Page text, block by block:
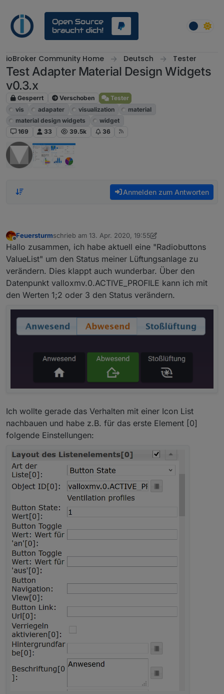
ioBroker Community Home Deutsch Tester
Test Adapter Material Design Widgets
v0.3.x
Gesperrt Verschoben
Tester
vis
adapater visualization
material
material design widgets
widget
169
33 39.5k 36
Anmelden zum Antworten
Offline
Feuersturmschrieb am 13. Apr. 2020, 19:55
zuletzt editiert von Scrounger
Hallo zusammen, ich habe aktuell eine "Radiobuttons
ValueList" um den Status meiner Lüftungsanlage zu
verändern. Dies klappt auch wunderbar. Über den
Datenpunkt valloxmv.0.ACTIVE_PROFILE kann ich mit
den Werten 1;2 oder 3 den Status verändern.
Ich wollte gerade das Verhalten mit einer Icon List
nachbauen und habe z.B. für das erste Element [0]
folgende Einstellungen: